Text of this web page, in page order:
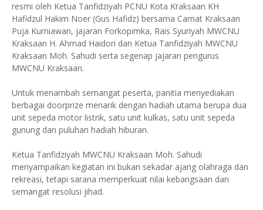
resmi oleh Ketua Tanfidziyah PCNU Kota Kraksaan KH
Hafidzul Hakim Noer (Gus Hafidz) bersama Camat Kraksaan
Puja Kurniawan, jajaran Forkopimka, Rais Syuriyah MWCNU
Kraksaan H. Ahmad Haidori dan Ketua Tanfidziyah MWCNU
Kraksaan Moh. Sahudi serta segenap jajaran pengurus
MWCNU Kraksaan.
Untuk menambah semangat peserta, panitia menyediakan
berbagai doorprize menarik dengan hadiah utama berupa dua
unit sepeda motor listrik, satu unit kulkas, satu unit sepeda
gunung dan puluhan hadiah hiburan.
Ketua Tanfidziyah MWCNU Kraksaan Moh. Sahudi
menyampaikan kegiatan ini bukan sekadar ajang olahraga dan
rekreasi, tetapi sarana memperkuat nilai kebangsaan dan
semangat resolusi jihad.